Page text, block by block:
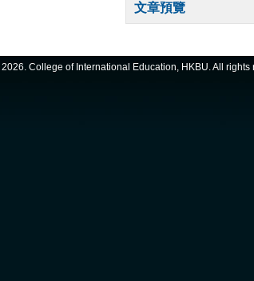
文章預覽
2026. College of International Education, HKBU. All rights